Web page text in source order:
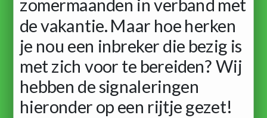
zomermaanden in verband met
de vakantie. Maar hoe herken
je nou een inbreker die bezig is
met zich voor te bereiden? Wij
hebben de signaleringen
hieronder op een rijtje gezet!